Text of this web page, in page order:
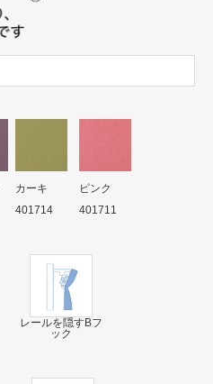
カーキ
401714
ピンク
401711
レールを隠すBフ
ック